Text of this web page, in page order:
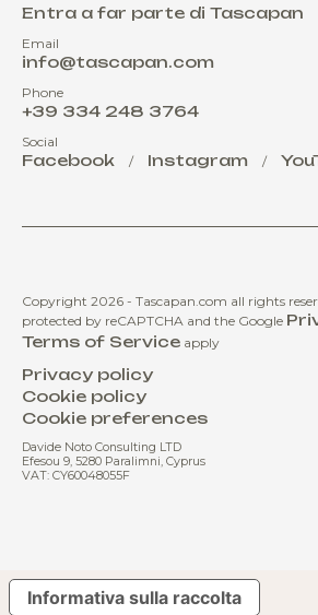
Entra a far parte di Tascapan
Email
info@tascapan.com
Phone
+39 334 248 3764
Social
Facebook / Instagram /
Copyright 2026 - Tascapan.com all rights
protected by reCAPTCHA and the Google
Terms of Service apply
Privacy policy
Cookie policy
Cookie preferences
Davide Noto Consulting LTD
Efesou 9, 5280 Paralimni, Cyprus
VAT: CY60048055F
Informativa sulla raccolta